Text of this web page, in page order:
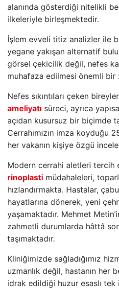
alanında gösterdiği nitelikli
ilkeleriyle birleşmektedir.
İşlem evveli titiz analizler ile
yegane yakışan alternatif
görsel çekicilik değil, nefes
muhafaza edilmesi önemli bir
Nefes sıkıntıları çeken
ameliyatı süreci, ayrıca
açıdan kusursuz bir biçimde
Cerrahımızın imza koyduğu
her vakanın kişiye özgü
Modern cerrahi aletleri tercih
rinoplasti müdahaleleri,
hızlandırmakta. Hastalar,
hayatlarına dönerek, yeni
yaşamaktadır. Mehmet
zahmetli durumlarda hâttâ
taşımaktadır.
Kliniğimizde sağladığımız
uzmanlık değil, hastanın her
idrak edildiği huzur esaslı tek